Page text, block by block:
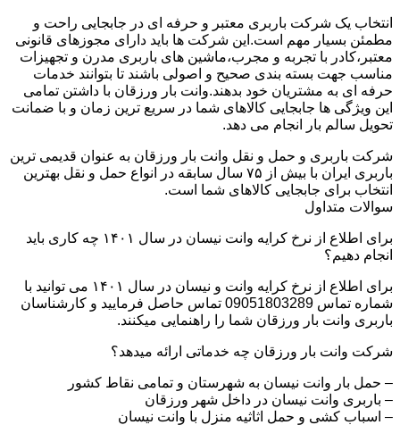
انتخاب یک شرکت باربری معتبر و حرفه ای در جابجایی راحت و
مطمئن بسیار مهم است.این شرکت ها باید دارای مجوزهای قانونی
معتبر،کادر با تجربه و مجرب،ماشین های باربری مدرن و تجهیزات
مناسب جهت بسته بندی صحیح و اصولی باشند تا بتوانند خدمات
حرفه ای به مشتریان خود بدهند.وانت بار ورزقان با داشتن تمامی
این ویژگی ها جابجایی کالاهای شما در سریع ترین زمان و با ضمانت
تحویل سالم بار انجام می دهد.
شرکت باربری و حمل و نقل وانت بار ورزقان به عنوان قدیمی ترین
باربری ایران با بیش از ۷۵ سال سابقه در انواع حمل و نقل بهترین
انتخاب برای جابجایی کالاهای شما است.
سوالات متداول
برای اطلاع از نرخ کرایه وانت نیسان در سال ۱۴۰۱ چه کاری باید
انجام دهیم؟
برای اطلاع از نرخ کرایه وانت و نیسان در سال ۱۴۰۱ می توانید با
شماره تماس 09051803289 تماس حاصل فرمایید و کارشناسان
باربری وانت بار ورزقان شما را راهنمایی میکنند.
شرکت وانت بار ورزقان چه خدماتی ارائه میدهد؟
– حمل بار وانت نیسان به شهرستان و تمامی نقاط کشور
– باربری وانت نیسان در داخل شهر ورزقان
– اسباب کشی و حمل اثاثیه منزل با وانت نیسان